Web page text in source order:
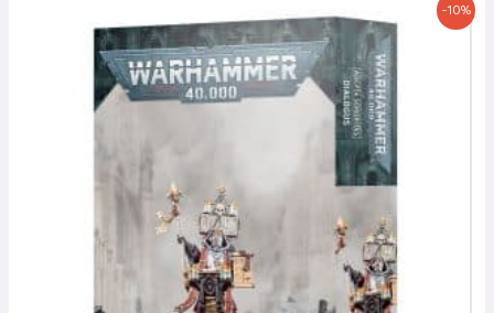
-10%
prix
initial
était :
34,50 €.
prix
actuel
est :
31,05 €.